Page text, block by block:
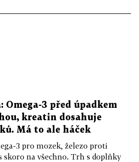
Omega-3 před úpadkem
kreatin dosahuje
Má to ale háček
3 pro mozek, železo proti
skoro na všechno. Trh s doplňky